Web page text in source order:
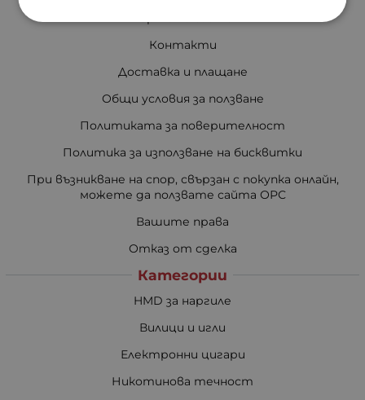
Контакти
Доставка и плащане
Общи условия за ползване
Политиката за поверителност
Политика за използване на бисквитки
При възникване на спор, свързан с покупка онлайн,
можете да ползвате сайта ОРС
Вашите права
Отказ от сделка
Категории
HMD за наргиле
Вилици и игли
Електронни цигари
Никотинова течност